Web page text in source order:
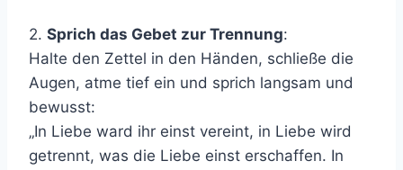
2. Sprich das Gebet zur Trennung:
Halte den Zettel in den Händen, schließe die
Augen, atme tief ein und sprich langsam und
bewusst:
„In Liebe ward ihr einst vereint, in Liebe wird
getrennt, was die Liebe einst erschaffen. In